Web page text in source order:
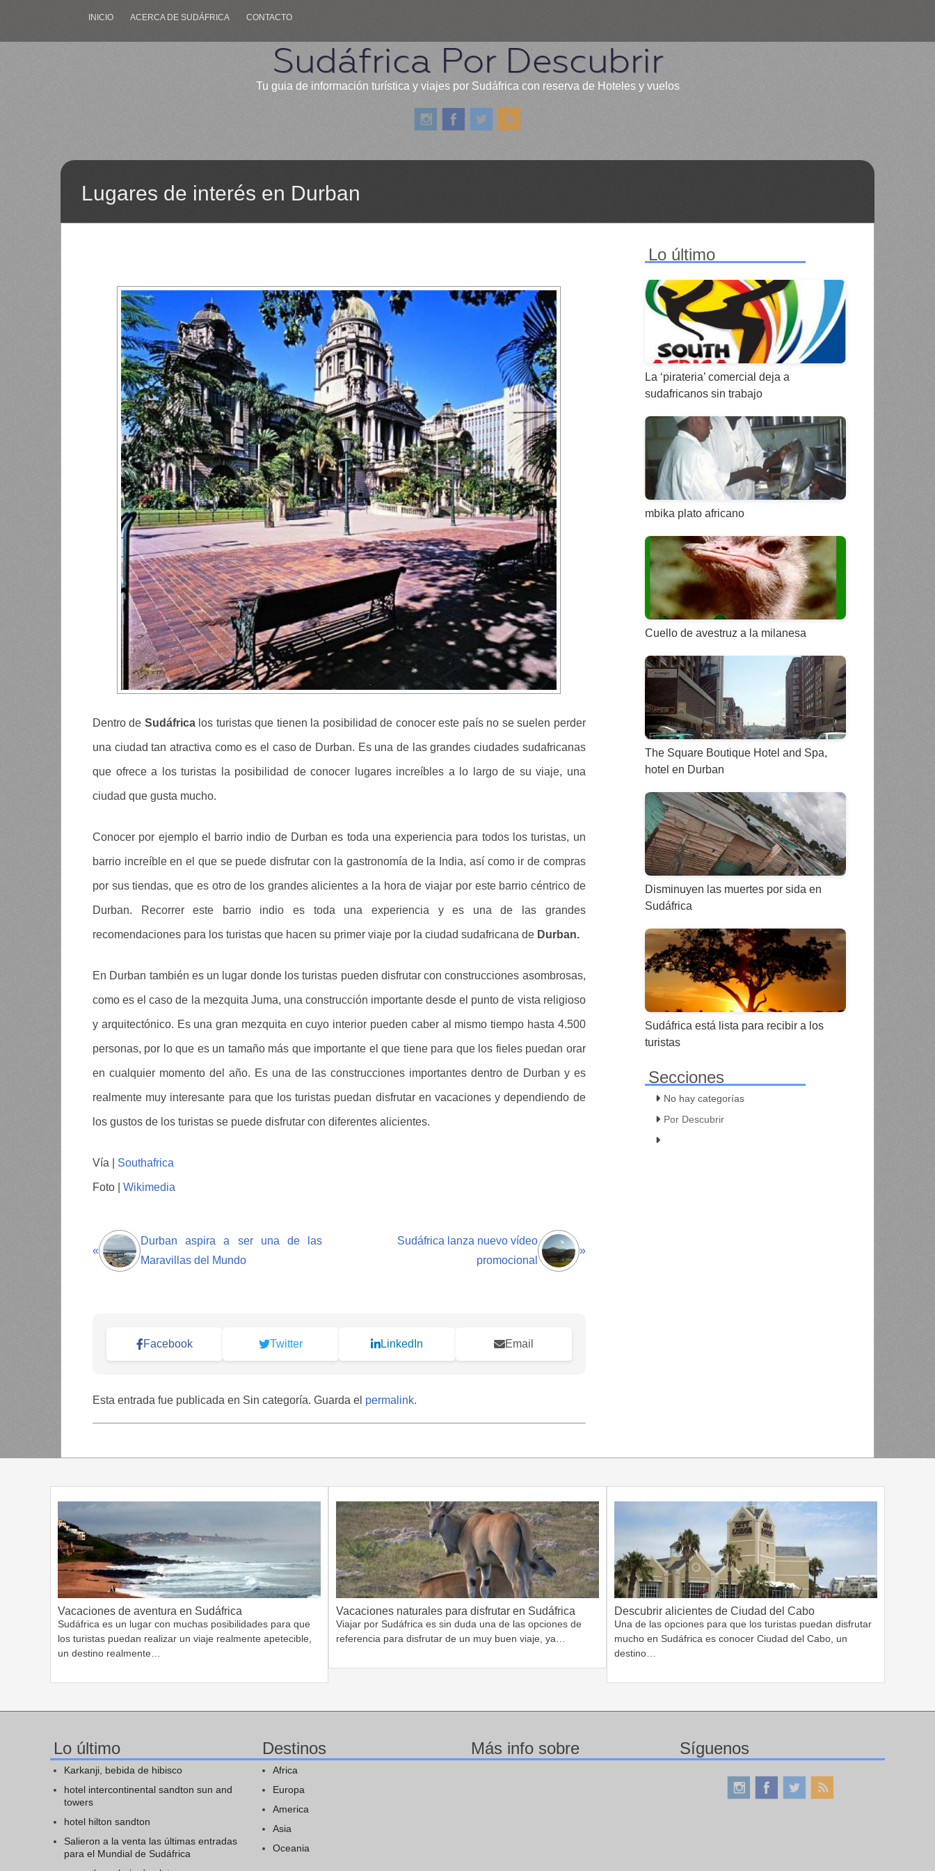
INICIO ACERCA DE SUDÁFRICA CONTACTO
Sudáfrica Por Descubrir
Tu guia de información turística y viajes por Sudáfrica con reserva de Hoteles y vuelos
Lugares de interés en Durban
Dentro de Sudáfrica los turistas que tienen la posibilidad de conocer este país no se suelen perder
una ciudad tan atractiva como es el caso de Durban. Es una de las grandes ciudades sudafricanas
que ofrece a los turistas la posibilidad de conocer lugares increíbles a lo largo de su viaje, una
ciudad que gusta mucho.
Conocer por ejemplo el barrio indio de Durban es toda una experiencia para todos los turistas, un
barrio increíble en el que se puede disfrutar con la gastronomía de la India, así como ir de compras
por sus tiendas, que es otro de los grandes alicientes a la hora de viajar por este barrio céntrico de
Durban. Recorrer este barrio indio es toda una experiencia y es una de las grandes
recomendaciones para los turistas que hacen su primer viaje por la ciudad sudafricana de Durban.
En Durban también es un lugar donde los turistas pueden disfrutar con construcciones asombrosas,
como es el caso de la mezquita Juma, una construcción importante desde el punto de vista religioso
y arquitectónico. Es una gran mezquita en cuyo interior pueden caber al mismo tiempo hasta 4.500
personas, por lo que es un tamaño más que importante el que tiene para que los fieles puedan orar
en cualquier momento del año. Es una de las construcciones importantes dentro de Durban y es
realmente muy interesante para que los turistas puedan disfrutar en vacaciones y dependiendo de
los gustos de los turistas se puede disfrutar con diferentes alicientes.
Vía | Southafrica
Foto | Wikimedia
«
Durban aspira a ser una de las
Maravillas del Mundo
Sudáfrica lanza nuevo vídeo
promocional
»
Facebook Twitter LinkedIn Email
Esta entrada fue publicada en Sin categoría. Guarda el permalink.
Lo último
La ‘pirateria’ comercial deja a
sudafricanos sin trabajo
mbika plato africano
Cuello de avestruz a la milanesa
The Square Boutique Hotel and Spa,
hotel en Durban
Disminuyen las muertes por sida en
Sudáfrica
Sudáfrica está lista para recibir a los
turistas
Secciones
No hay categorías
Por Descubrir
Vacaciones de aventura en Sudáfrica
Sudáfrica es un lugar con muchas posibilidades para que
los turistas puedan realizar un viaje realmente apetecible,
un destino realmente…
Vacaciones naturales para disfrutar en Sudáfrica
Viajar por Sudáfrica es sin duda una de las opciones de
referencia para disfrutar de un muy buen viaje, ya…
Descubrir alicientes de Ciudad del Cabo
Una de las opciones para que los turistas puedan disfrutar
mucho en Sudáfrica es conocer Ciudad del Cabo, un
destino…
Lo último
Karkanji, bebida de hibisco
hotel intercontinental sandton sun and
towers
hotel hilton sandton
Salieron a la venta las últimas entradas
para el Mundial de Sudáfrica
Destinos
Africa
Europa
America
Asia
Oceania
Más info sobre Síguenos